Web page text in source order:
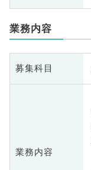
業務内容
募集科目
業務内容